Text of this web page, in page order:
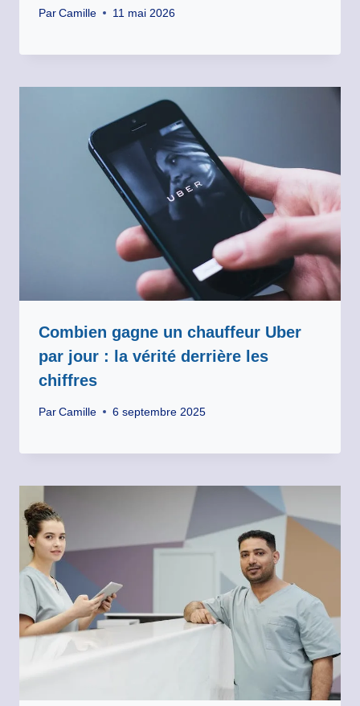
Par Camille 11 mai 2026
Combien gagne un chauffeur Uber
par jour : la vérité derrière les
chiffres
Par Camille 6 septembre 2025